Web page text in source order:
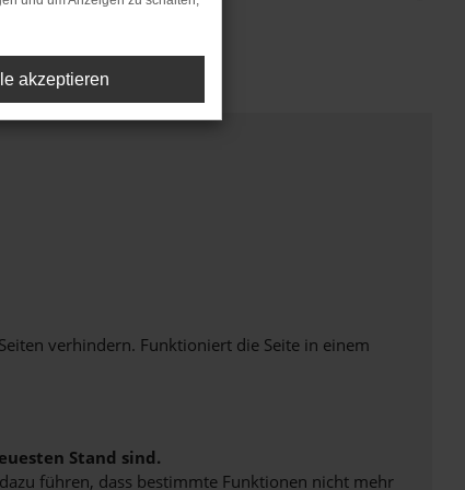
verhindern. Funktioniert die Seite in einem
Stand sind.
führen, dass bestimmte Funktionen nicht mehr
akzeptieren